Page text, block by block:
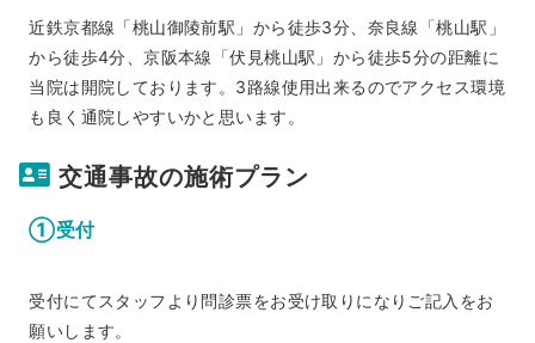
近鉄京都線「桃山御陵前駅」から徒歩3分、奈良線「桃山駅」
から徒歩4分、京阪本線「伏見桃山駅」から徒歩5分の距離に
当院は開院しております。3路線使用出来るのでアクセス環境
も良く通院しやすいかと思います。
交通事故の施術プラン
①受付
受付にてスタッフより問診票をお受け取りになりご記入をお
願いします。